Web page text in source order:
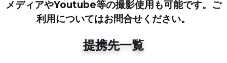
メディアやYoutube等の撮影使用も可能です。ご
利用についてはお問合せください。
提携先一覧